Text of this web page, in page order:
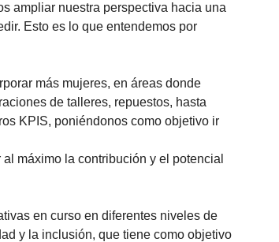
ampliar nuestra perspectiva hacia una
Esto es lo que entendemos por
más mujeres, en áreas donde
de talleres, repuestos, hasta
KPIS, poniéndonos como objetivo ir
máximo la contribución y el potencial
en curso en diferentes niveles de
y la inclusión, que tiene como objetivo